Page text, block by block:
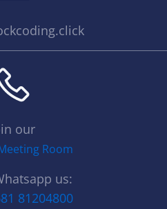
our
Room
us:
81204800